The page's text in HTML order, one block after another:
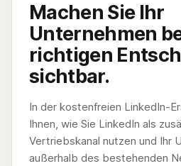
Machen Sie Ihr
Unternehmen
richtigen
sichtbar.
In der kostenfreien LinkedIn-
Ihnen, wie Sie LinkedIn als
Vertriebskanal nutzen und Ihr
außerhalb des bestehenden